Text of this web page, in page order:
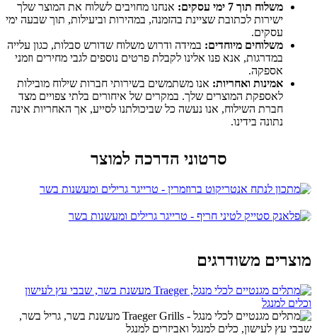
משלוח תוך 7 ימי עסקים:
אנחנו מחויבים לשלוח את המוצר שלך
ישירות לכתובת שציינת בהזמנה, במהירות וביעילות, תוך שבעה ימי
עסקים.
משלוחים מיוחדים: במידה ודרוש משלוח שדורש סבלות, כגון עלייה
במדרגות, אנא פנו אלינו לקבלת פרטים נוספים לגבי מחירים וזמני
אספקה.
אמינות ואחריות: אנו משתמשים בשירותי חברות שילוח מובילות
לאספקת המוצרים שלך. במקרים של איחורים בלתי צפויים מצד
חברת השילוח, אנו נעשה כל שביכולתנו לסייע, אך האחריות אינה
נתונה בידינו.
סרטוני הדרכה למוצר
מוצרים משודרגים